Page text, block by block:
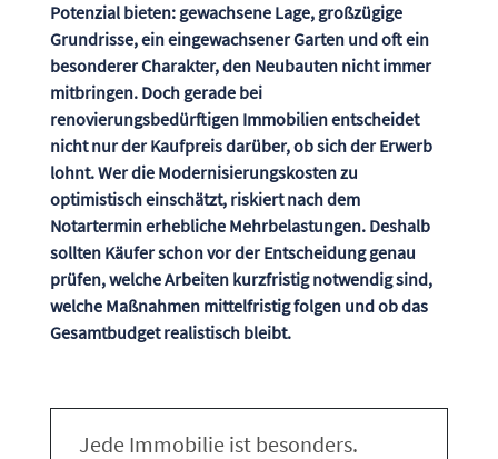
Potenzial bieten: gewachsene Lage, großzügige
Grundrisse, ein eingewachsener Garten und oft ein
besonderer Charakter, den Neubauten nicht immer
mitbringen. Doch gerade bei
renovierungsbedürftigen Immobilien entscheidet
nicht nur der Kaufpreis darüber, ob sich der Erwerb
lohnt. Wer die Modernisierungskosten zu
optimistisch einschätzt, riskiert nach dem
Notartermin erhebliche Mehrbelastungen. Deshalb
sollten Käufer schon vor der Entscheidung genau
prüfen, welche Arbeiten kurzfristig notwendig sind,
welche Maßnahmen mittelfristig folgen und ob das
Gesamtbudget realistisch bleibt.
Jede Immobilie ist besonders.